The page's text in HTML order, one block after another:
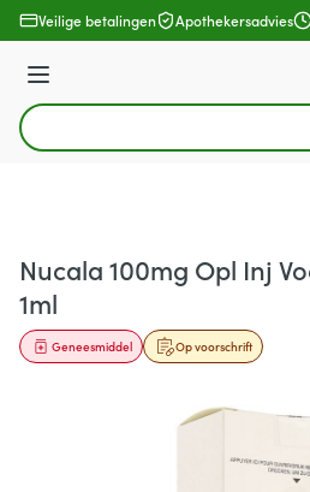
Ga naar de inhoud
Veilige betalingen Apothekersadvies
Menu
Product, merk, categorie...
Nucala 100mg Opl Inj
1ml
Op voorschrift
Geneesmiddel